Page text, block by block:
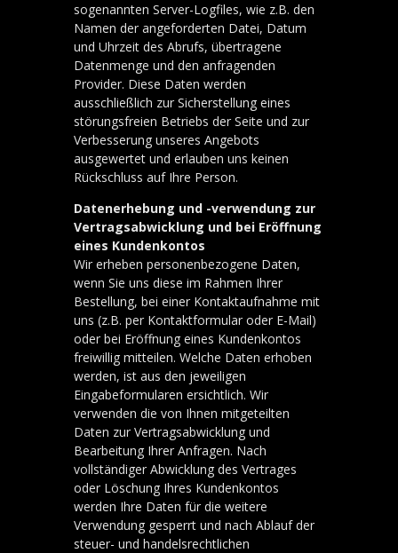
sogenannten Server-Logfiles, wie z.B. den
Namen der angeforderten Datei, Datum
und Uhrzeit des Abrufs, übertragene
Datenmenge und den anfragenden
Provider. Diese Daten werden
ausschließlich zur Sicherstellung eines
störungsfreien Betriebs der Seite und zur
Verbesserung unseres Angebots
ausgewertet und erlauben uns keinen
Rückschluss auf Ihre Person.
Datenerhebung und -verwendung zur
Vertragsabwicklung und bei Eröffnung
eines Kundenkontos
Wir erheben personenbezogene Daten,
wenn Sie uns diese im Rahmen Ihrer
Bestellung, bei einer Kontaktaufnahme mit
uns (z.B. per Kontaktformular oder E-Mail)
oder bei Eröffnung eines Kundenkontos
freiwillig mitteilen. Welche Daten erhoben
werden, ist aus den jeweiligen
Eingabeformularen ersichtlich. Wir
verwenden die von Ihnen mitgeteilten
Daten zur Vertragsabwicklung und
Bearbeitung Ihrer Anfragen. Nach
vollständiger Abwicklung des Vertrages
oder Löschung Ihres Kundenkontos
werden Ihre Daten für die weitere
Verwendung gesperrt und nach Ablauf der
steuer- und handelsrechtlichen